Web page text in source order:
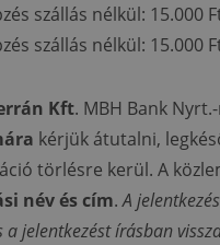
szállás nélkül: 15.000
szállás nélkül: 15.000
Kft. MBH Bank
kérjük átutalni,
törlésre kerül. A
név és cím.A
jelentkezést írásban